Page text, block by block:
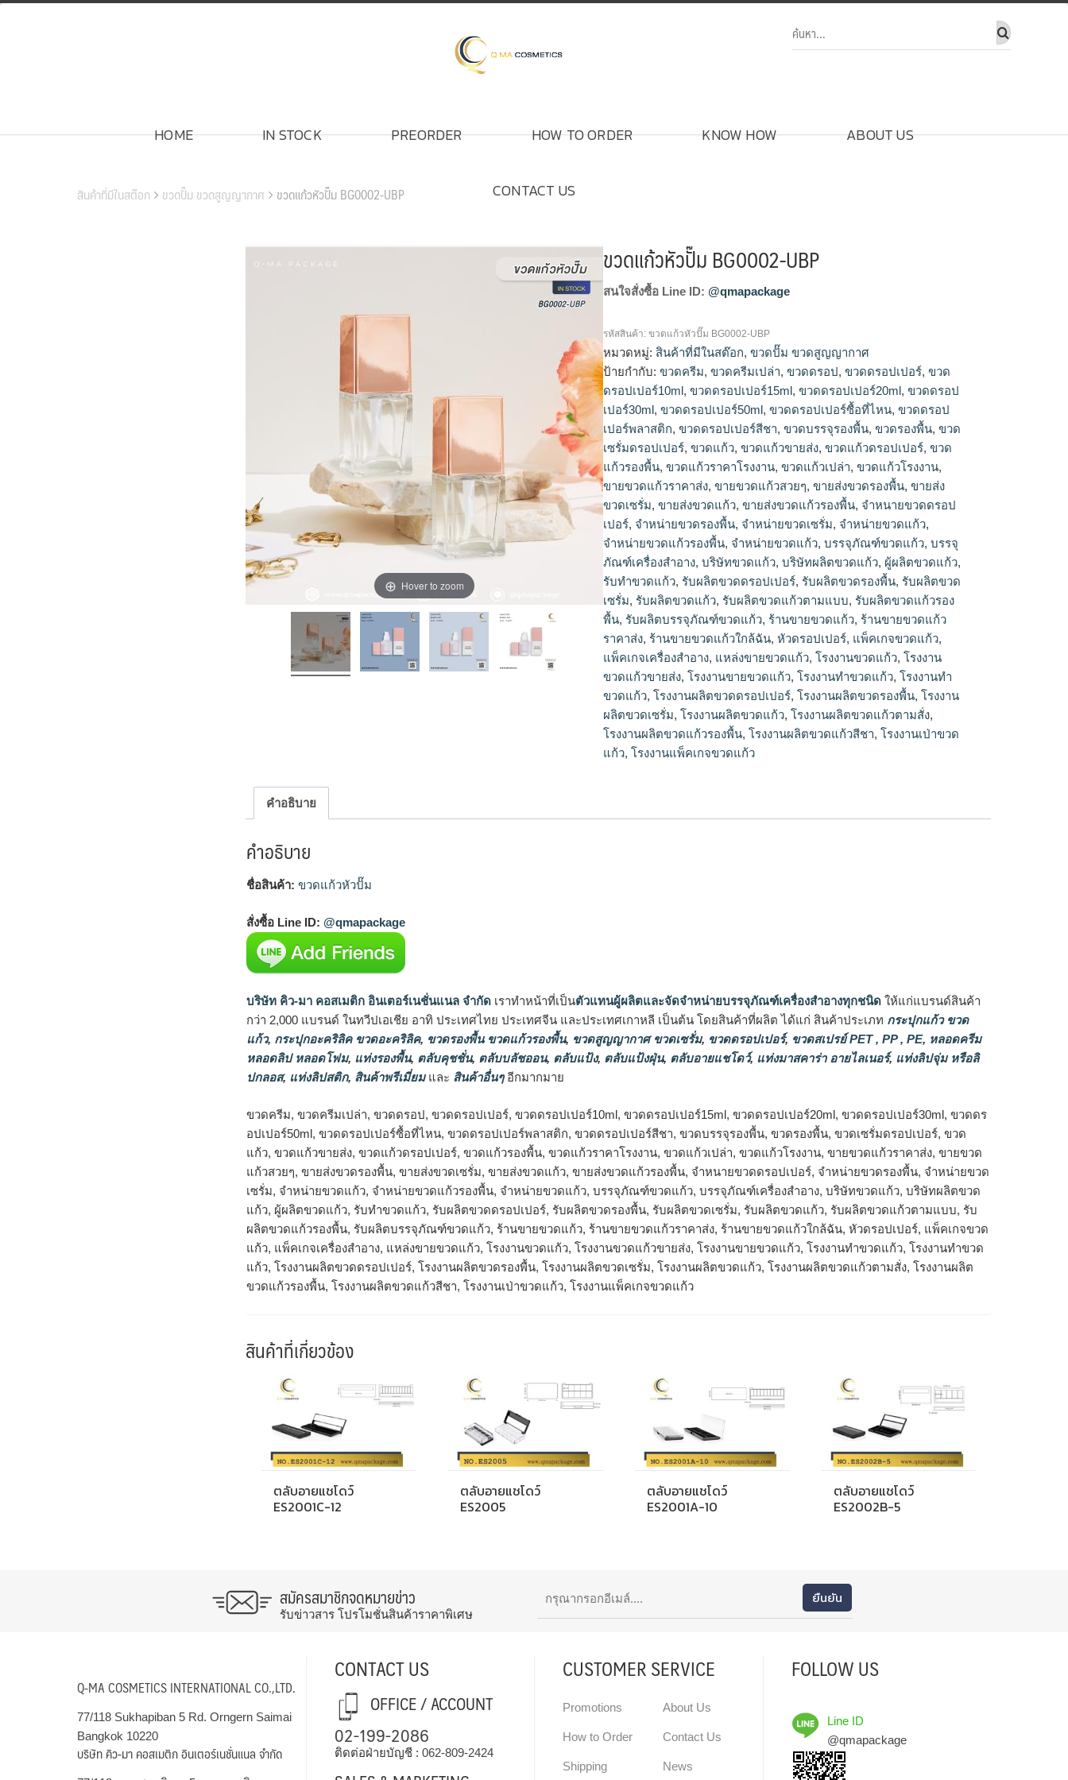
Skip
HOME IN STOCK PREORDER HOW TO ORDER KNOW HOW ABOUT US
CONTACT US
สินค้าที่มีในสต๊อก ขวดปั๊ม ขวดสูญญากาศ ขวดแก้วหัวปั๊ม BG0002-UBP
Hover to zoom
ขวดแก้วหัวปั๊ม BG0002-UBP
สนใจสั่งซื้อ Line ID: @qmapackage
รหัสสินค้า:ขวดแก้วหัวปั๊ม BG0002-UBP
หมวดหมู่: สินค้าที่มีในสต๊อก,ขวดปั๊ม ขวดสูญญากาศ
ป้ายกำกับ:ขวดครีม,ขวดครีมเปล่า,ขวดดรอป,ขวดดรอปเปอร์,ขวด
ดรอปเปอร์10ml,ขวดดรอปเปอร์15ml,ขวดดรอปเปอร์20ml,ขวดดรอป
เปอร์30ml,ขวดดรอปเปอร์50ml,ขวดดรอปเปอร์ซื้อที่ไหน,ขวดดรอป
เปอร์พลาสติก,ขวดดรอปเปอร์สีชา,ขวดบรรจุรองพื้น,ขวดรองพื้น,ขวด
เซรั่มดรอปเปอร์,ขวดแก้ว,ขวดแก้วขายส่ง,ขวดแก้วดรอปเปอร์,ขวด
แก้วรองพื้น,ขวดแก้วราคาโรงงาน,ขวดแก้วเปล่า,ขวดแก้วโรงงาน,
ขายขวดแก้วราคาส่ง,ขายขวดแก้วสวยๆ,ขายส่งขวดรองพื้น,ขายส่ง
ขวดเซรั่ม,ขายส่งขวดแก้ว,ขายส่งขวดแก้วรองพื้น, จำหนายขวดดรอป
เปอร์, จำหน่ายขวดรองพื้น, จำหน่ายขวดเซรั่ม, จำหน่ายขวดแก้ว,
จำหน่ายขวดแก้วรองพื้น, จําหน่ายขวดแก้ว,บรรจุภัณฑ์ขวดแก้ว,บรรจุ
ภัณฑ์เครื่องสำอาง,บริษัทขวดแก้ว,บริษัทผลิตขวดแก้ว, ผู้ผลิตขวดแก้ว,
รับทำขวดแก้ว, รับผลิตขวดดรอปเปอร์, รับผลิตขวดรองพื้น, รับผลิตขวด
เซรั่ม, รับผลิตขวดแก้ว, รับผลิตขวดแก้วตามแบบ, รับผลิตขวดแก้วรอง
พื้น, รับผลิตบรรจุภัณฑ์ขวดแก้ว, ร้านขายขวดแก้ว, ร้านขายขวดแก้ว
ราคาส่ง, ร้านขายขวดแก้วใกล้ฉัน,หัวดรอปเปอร์, แพ็คเกจขวดแก้ว,
แพ็คเกจเครื่องสำอาง, แหล่งขายขวดแก้ว,โรงงานขวดแก้ว,โรงงาน
ขวดแก้วขายส่ง,โรงงานขายขวดแก้ว,โรงงานทำขวดแก้ว,โรงงานทํา
ขวดแก้ว,โรงงานผลิตขวดดรอปเปอร์,โรงงานผลิตขวดรองพื้น,โรงงาน
ผลิตขวดเซรั่ม,โรงงานผลิตขวดแก้ว,โรงงานผลิตขวดแก้วตามสั่ง,
โรงงานผลิตขวดแก้วรองพื้น,โรงงานผลิตขวดแก้วสีชา,โรงงานเป่าขวด
แก้ว,โรงงานแพ็คเกจขวดแก้ว
คำอธิบาย
คำอธิบาย
ชื่อสินค้า: ขวดแก้วหัวปั๊ม
สั่งซื้อ Line ID: @qmapackage
บริษัท คิว-มา คอสเมติก อินเตอร์เนชั่นแนล จำกัด เราทำหน้าที่เป็นตัวแทนผู้ผลิตและจัดจำหน่ายบรรจุภัณฑ์เครื่องสำอางทุกชนิด ให้แก่แบรนด์สินค้า
กว่า 2,000 แบรนด์ ในทวีปเอเชีย อาทิ ประเทศไทย ประเทศจีน และประเทศเกาหลี เป็นต้น โดยสินค้าที่ผลิต ได้แก่ สินค้าประเภท กระปุกแก้ว ขวด
แก้ว, กระปุกอะคริลิค ขวดอะคริลิค, ขวดรองพื้น ขวดแก้วรองพื้น, ขวดสูญญากาศ ขวดเซรั่ม, ขวดดรอปเปอร์, ขวดสเปรย์ PET , PP , PE, หลอดครีม
หลอดลิป หลอดโฟม, แท่งรองพื้น, ตลับคุชชั่น, ตลับบลัชออน, ตลับแป้ง, ตลับแป้งฝุ่น, ตลับอายแชโดว์, แท่งมาสคาร่า อายไลเนอร์, แท่งลิปจุ่ม หรือลิ
ปกลอส, แท่งลิปสติก, สินค้าพรีเมี่ยมและ สินค้าอื่นๆอีกมากมาย
ขวดครีม, ขวดครีมเปล่า, ขวดดรอป, ขวดดรอปเปอร์, ขวดดรอปเปอร์10ml, ขวดดรอปเปอร์15ml, ขวดดรอปเปอร์20ml, ขวดดรอปเปอร์30ml, ขวดดร
อปเปอร์50ml, ขวดดรอปเปอร์ซื้อที่ไหน, ขวดดรอปเปอร์พลาสติก, ขวดดรอปเปอร์สีชา, ขวดบรรจุรองพื้น, ขวดรองพื้น, ขวดเซรั่มดรอปเปอร์, ขวด
แก้ว, ขวดแก้วขายส่ง, ขวดแก้วดรอปเปอร์, ขวดแก้วรองพื้น, ขวดแก้วราคาโรงงาน, ขวดแก้วเปล่า, ขวดแก้วโรงงาน, ขายขวดแก้วราคาส่ง, ขายขวด
แก้วสวยๆ, ขายส่งขวดรองพื้น, ขายส่งขวดเซรั่ม, ขายส่งขวดแก้ว, ขายส่งขวดแก้วรองพื้น, จำหนายขวดดรอปเปอร์, จำหน่ายขวดรองพื้น, จำหน่ายขวด
เซรั่ม, จำหน่ายขวดแก้ว, จำหน่ายขวดแก้วรองพื้น, จําหน่ายขวดแก้ว, บรรจุภัณฑ์ขวดแก้ว, บรรจุภัณฑ์เครื่องสำอาง, บริษัทขวดแก้ว, บริษัทผลิตขวด
แก้ว, ผู้ผลิตขวดแก้ว, รับทำขวดแก้ว, รับผลิตขวดดรอปเปอร์, รับผลิตขวดรองพื้น, รับผลิตขวดเซรั่ม, รับผลิตขวดแก้ว, รับผลิตขวดแก้วตามแบบ, รับ
ผลิตขวดแก้วรองพื้น, รับผลิตบรรจุภัณฑ์ขวดแก้ว, ร้านขายขวดแก้ว, ร้านขายขวดแก้วราคาส่ง, ร้านขายขวดแก้วใกล้ฉัน, หัวดรอปเปอร์, แพ็คเกจขวด
แก้ว, แพ็คเกจเครื่องสำอาง, แหล่งขายขวดแก้ว, โรงงานขวดแก้ว, โรงงานขวดแก้วขายส่ง, โรงงานขายขวดแก้ว, โรงงานทำขวดแก้ว, โรงงานทําขวด
แก้ว, โรงงานผลิตขวดดรอปเปอร์, โรงงานผลิตขวดรองพื้น, โรงงานผลิตขวดเซรั่ม, โรงงานผลิตขวดแก้ว, โรงงานผลิตขวดแก้วตามสั่ง, โรงงานผลิต
ขวดแก้วรองพื้น, โรงงานผลิตขวดแก้วสีชา, โรงงานเป่าขวดแก้ว, โรงงานแพ็คเกจขวดแก้ว
สินค้าที่เกี่ยวข้อง
ตลับอายแชโดว์
ES2001C-12
ตลับอายแชโดว์
ES2005
ตลับอายแชโดว์
ES2001A-10
ตลับอายแชโดว์
ES2002B-5
สมัครสมาชิกจดหมายข่าว
รับข่าวสาร โปรโมชั่นสินค้าราคาพิเศษ
Q-MA COSMETICS INTERNATIONAL CO.,LTD.
77/118 Sukhapiban 5 Rd. Orngern Saimai
Bangkok 10220
บริษัท คิว-มา คอสเมติก อินเตอร์เนชั่นแนล จำกัด
CONTACT US
OFFICE / ACCOUNT
02-199-2086
ติดต่อฝ่ายบัญชี : 062-809-2424
CUSTOMER SERVICE
Promotions
How to Order
Shipping
About Us
Contact Us
News
FOLLOW US
Line ID
@qmapackage